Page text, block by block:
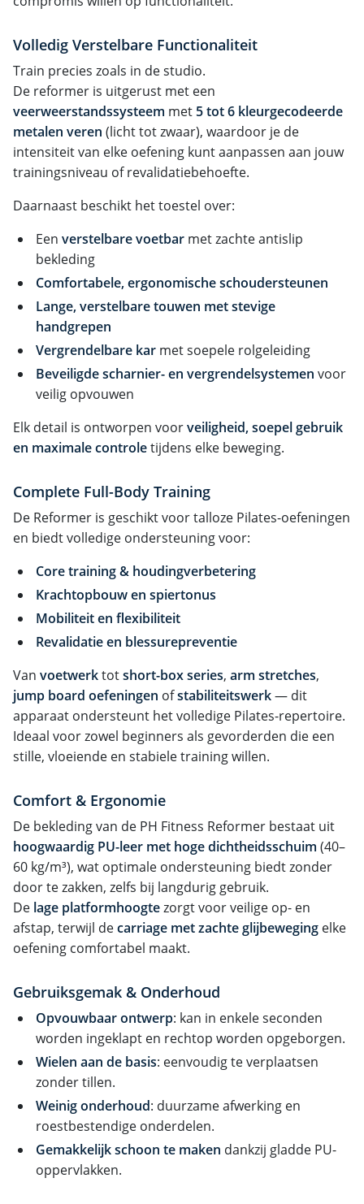
Volledig Verstelbare Functionaliteit
Train precies zoals in de studio.
De reformer is uitgerust met een
veerweerstandssysteem met 5 tot 6 kleurgecodeerde
metalen veren (licht tot zwaar), waardoor je de
intensiteit van elke oefening kunt aanpassen aan jouw
trainingsniveau of revalidatiebehoefte.
Daarnaast beschikt het toestel over:
Een verstelbare voetbar met zachte antislip
bekleding
Comfortabele, ergonomische schoudersteunen
Lange, verstelbare touwen met stevige
handgrepen
Vergrendelbare kar met soepele rolgeleiding
Beveiligde scharnier- en vergrendelsystemen voor
veilig opvouwen
Elk detail is ontworpen voorveiligheid, soepel gebruik
en maximale controletijdens elke beweging.
Complete Full-Body Training
De Reformer is geschikt voor talloze Pilates-oefeningen
en biedt volledige ondersteuning voor:
Core training & houdingverbetering
Krachtopbouw en spiertonus
Mobiliteit en flexibiliteit
Revalidatie en blessurepreventie
Van voetwerktotshort-box series, arm stretches,
jump board oefeningen ofstabiliteitswerk— dit
apparaat ondersteunt het volledige Pilates-repertoire.
Ideaal voor zowel beginners als gevorderden die een
stille, vloeiende en stabiele training willen.
Comfort & Ergonomie
De bekleding van de PH Fitness Reformer bestaat uit
hoogwaardig PU-leer met hoge dichtheidsschuim (40–
60 kg/m³), wat optimale ondersteuning biedt zonder
door te zakken, zelfs bij langdurig gebruik.
De lage platformhoogtezorgt voor veilige op- en
afstap, terwijl decarriage met zachte glijbeweging elke
oefening comfortabel maakt.
Gebruiksgemak & Onderhoud
Opvouwbaar ontwerp: kan in enkele seconden
worden ingeklapt en rechtop worden opgeborgen.
Wielen aan de basis: eenvoudig te verplaatsen
zonder tillen.
Weinig onderhoud: duurzame afwerking en
roestbestendige onderdelen.
Gemakkelijk schoon te maken dankzij gladde PU-
oppervlakken.